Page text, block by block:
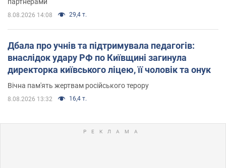
8.08.2026 14:08 29,4 т.
Дбала про учнів та підтримувала педагогів:
внаслідок удару РФ по Київщині загинула
директорка київського ліцею, її чоловік та онук
Вічна пам'ять жертвам російського терору
8.08.2026 13:32 16,4 т.